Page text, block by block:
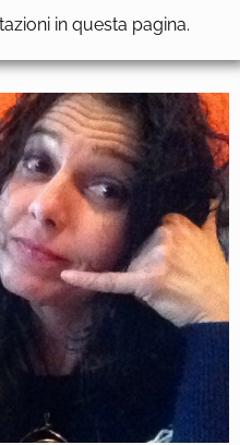
in questa pagina.